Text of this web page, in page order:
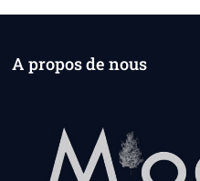
A propos de nous